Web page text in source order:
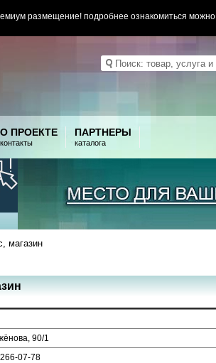
размещение! подробнее ознакомиться можно
О ПРОЕКТЕ
контакты
ПАРТНЕРЫ
каталога
магазин
90/1
07-78